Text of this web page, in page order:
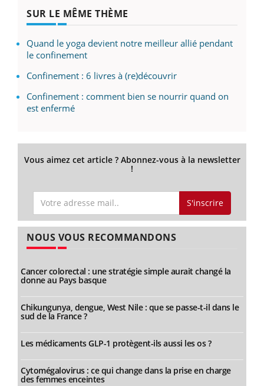
SUR LE MÊME THÈME
Quand le yoga devient notre meilleur allié pendant
le confinement
Confinement : 6 livres à (re)découvrir
Confinement : comment bien se nourrir quand on
est enfermé
Vous aimez cet article ? Abonnez-vous à la newsletter
!
S'inscrire
NOUS VOUS RECOMMANDONS
Cancer colorectal : une stratégie simple aurait changé la
donne au Pays basque
Chikungunya, dengue, West Nile : que se passe-t-il dans le
sud de la France ?
Les médicaments GLP-1 protègent-ils aussi les os ?
Cytomégalovirus : ce qui change dans la prise en charge
des femmes enceintes